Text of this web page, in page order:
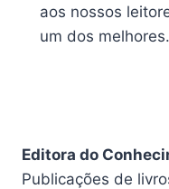
aos nossos
um dos melhores.
Editora do
Publicações de